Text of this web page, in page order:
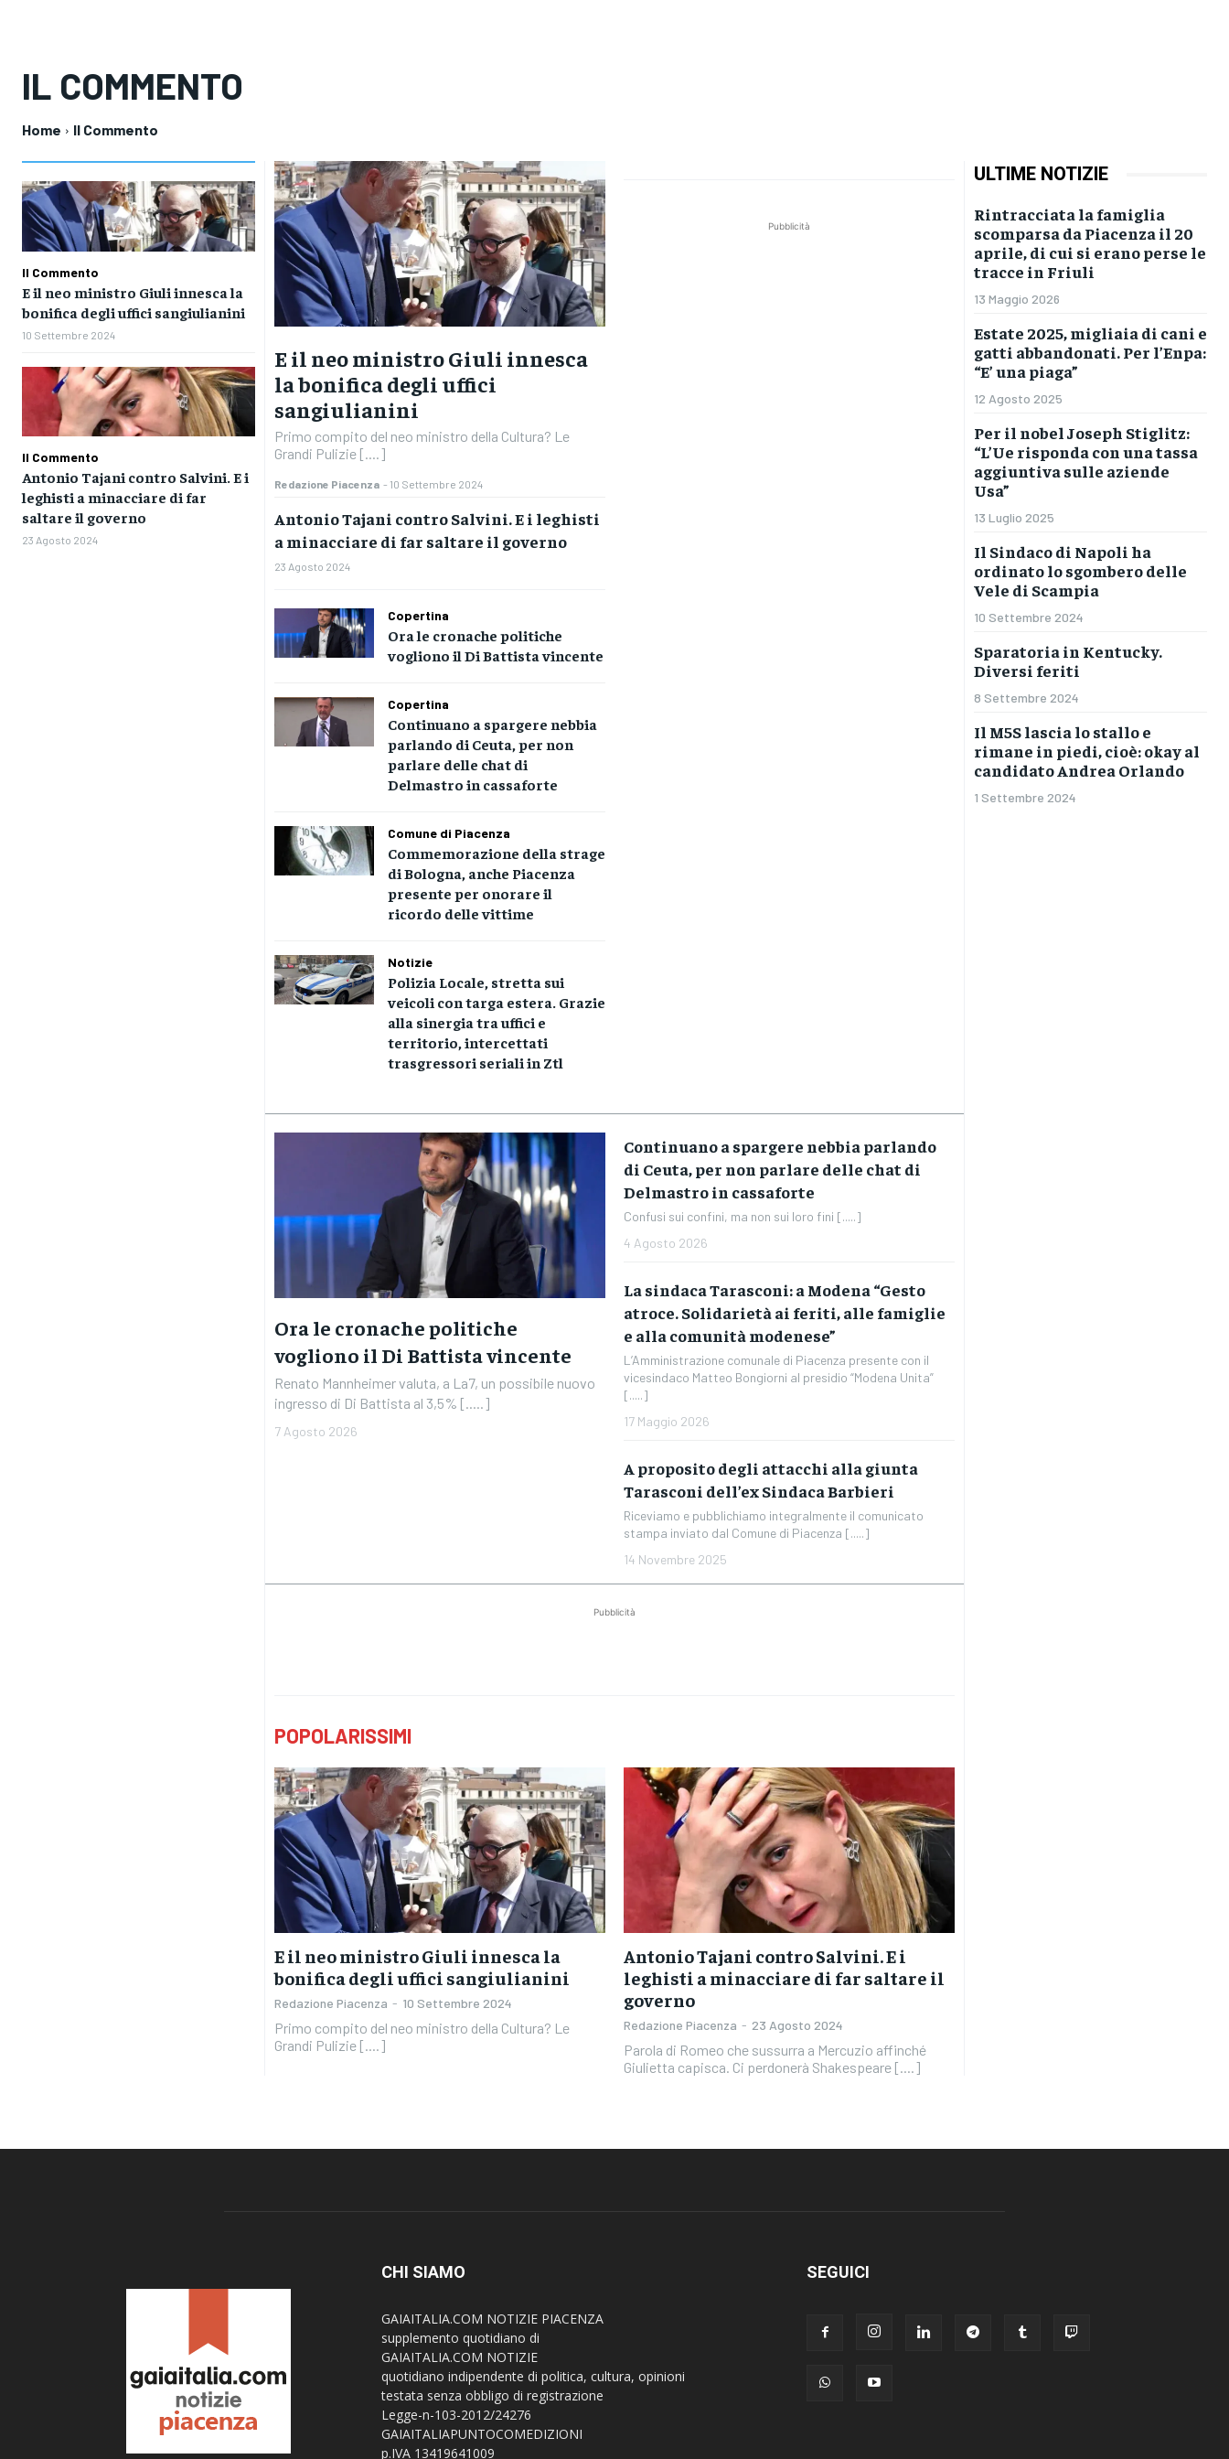
IL COMMENTO
Home Il Commento
Il Commento
E il neo ministro Giuli innesca la
bonifica degli uffici sangiulianini
10 Settembre 2024
Il Commento
Antonio Tajani contro Salvini. E i
leghisti a minacciare di far
saltare il governo
23 Agosto 2024
E il neo ministro Giuli innesca
la bonifica degli uffici
sangiulianini
Primo compito del neo ministro della Cultura? Le
Grandi Pulizie [....]
Redazione Piacenza - 10 Settembre 2024
Antonio Tajani contro Salvini. E i leghisti
a minacciare di far saltare il governo
23 Agosto 2024
Copertina
Ora le cronache politiche
vogliono il Di Battista vincente
Copertina
Continuano a spargere nebbia
parlando di Ceuta, per non
parlare delle chat di
Delmastro in cassaforte
Comune di Piacenza
Commemorazione della strage
di Bologna, anche Piacenza
presente per onorare il
ricordo delle vittime
Notizie
Polizia Locale, stretta sui
veicoli con targa estera. Grazie
alla sinergia tra uffici e
territorio, intercettati
trasgressori seriali in Ztl
Pubblicità
Ora le cronache politiche
vogliono il Di Battista vincente
Renato Mannheimer valuta, a La7, un possibile nuovo
ingresso di Di Battista al 3,5% [.....]
7 Agosto 2026
Continuano a spargere nebbia parlando
di Ceuta, per non parlare delle chat di
Delmastro in cassaforte
Confusi sui confini, ma non sui loro fini [.....]
4 Agosto 2026
La sindaca Tarasconi: a Modena “Gesto
atroce. Solidarietà ai feriti, alle famiglie
e alla comunità modenese”
L’Amministrazione comunale di Piacenza presente con il
vicesindaco Matteo Bongiorni al presidio “Modena Unita”
[.....]
17 Maggio 2026
A proposito degli attacchi alla giunta
Tarasconi dell’ex Sindaca Barbieri
Riceviamo e pubblichiamo integralmente il comunicato
stampa inviato dal Comune di Piacenza [.....]
14 Novembre 2025
Pubblicità
POPOLARISSIMI
E il neo ministro Giuli innesca la
bonifica degli uffici sangiulianini
Redazione Piacenza - 10 Settembre 2024
Primo compito del neo ministro della Cultura? Le
Grandi Pulizie [....]
Antonio Tajani contro Salvini. E i
leghisti a minacciare di far saltare il
governo
Redazione Piacenza - 23 Agosto 2024
Parola di Romeo che sussurra a Mercuzio affinché
Giulietta capisca. Ci perdonerà Shakespeare [....]
ULTIME NOTIZIE
Rintracciata la famiglia
scomparsa da Piacenza il 20
aprile, di cui si erano perse le
tracce in Friuli
13 Maggio 2026
Estate 2025, migliaia di cani e
gatti abbandonati. Per l’Enpa:
“E’ una piaga”
12 Agosto 2025
Per il nobel Joseph Stiglitz:
“L’Ue risponda con una tassa
aggiuntiva sulle aziende
Usa”
13 Luglio 2025
Il Sindaco di Napoli ha
ordinato lo sgombero delle
Vele di Scampia
10 Settembre 2024
Sparatoria in Kentucky.
Diversi feriti
8 Settembre 2024
Il M5S lascia lo stallo e
rimane in piedi, cioè: okay al
candidato Andrea Orlando
1 Settembre 2024
CHI SIAMO
GAIAITALIA.COM NOTIZIE PIACENZA
supplemento quotidiano di
GAIAITALIA.COM NOTIZIE
quotidiano indipendente di politica, cultura, opinioni
testata senza obbligo di registrazione
Legge-n-103-2012/24276
GAIAITALIAPUNTOCOMEDIZIONI
p.IVA 13419641009
SEGUICI